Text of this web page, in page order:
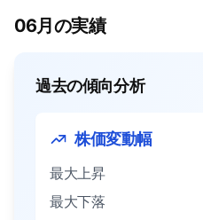
06月の実績
過去の傾向分析
株価変動幅
最大上昇
最大下落